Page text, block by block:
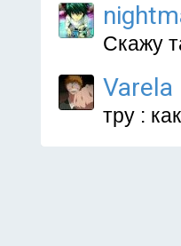
Скажу
Varela
тру :